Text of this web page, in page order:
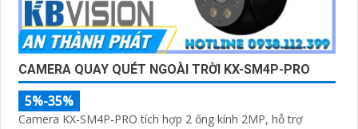
CAMERA QUAY QUÉT NGOÀI TRỜI KX-SM4P-PRO
5%-35%
Camera KX-SM4P-PRO tích hợp 2 ống kính 2MP, hỗ trợ